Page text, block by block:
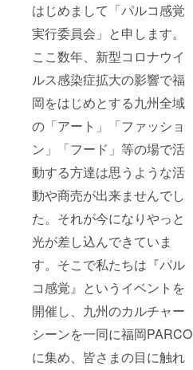
はじめまして「パルコ感覚
実行委員会」と申します。
ここ数年、新型コロナウイ
ルス感染症拡大の影響で福
岡をはじめとする九州全域
の「アート」「ファッショ
ン」「フード」等の場で活
動する方達は思うような活
動や商売が出来ませんでし
た。それが今になりやっと
光が差し込んできていま
す。そこで私たちは『パル
コ感覚』というイベントを
開催し、九州のカルチャー
シーンを一同に福岡PARCO
に集め、皆さまの目に触れ